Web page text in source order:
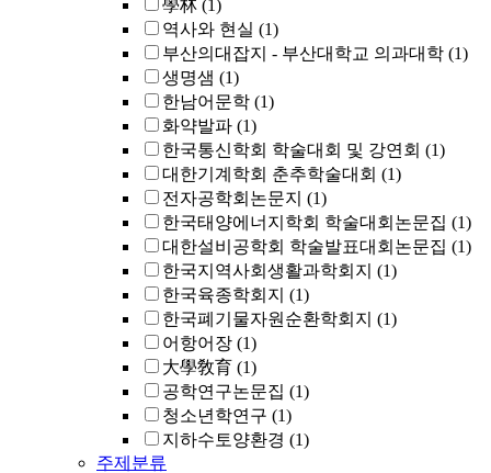
學林 (1)
역사와 현실 (1)
부산의대잡지 - 부산대학교 의과대학 (1)
생명샘 (1)
한남어문학 (1)
화약발파 (1)
한국통신학회 학술대회 및 강연회 (1)
대한기계학회 춘추학술대회 (1)
전자공학회논문지 (1)
한국태양에너지학회 학술대회논문집 (1)
대한설비공학회 학술발표대회논문집 (1)
한국지역사회생활과학회지 (1)
한국육종학회지 (1)
한국폐기물자원순환학회지 (1)
어항어장 (1)
大學敎育 (1)
공학연구논문집 (1)
청소년학연구 (1)
지하수토양환경 (1)
주제분류